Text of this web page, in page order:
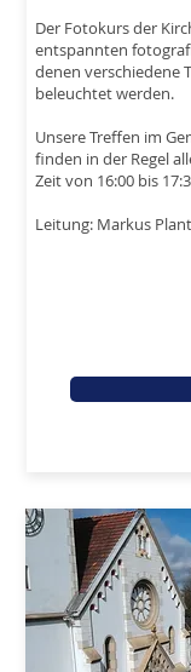
Der Fotokurs der
entspannten
denen verschiedene
beleuchtet werden.
Unsere Treffen im
finden in der Regel
Zeit von 16:00 bis
Leitung: Markus